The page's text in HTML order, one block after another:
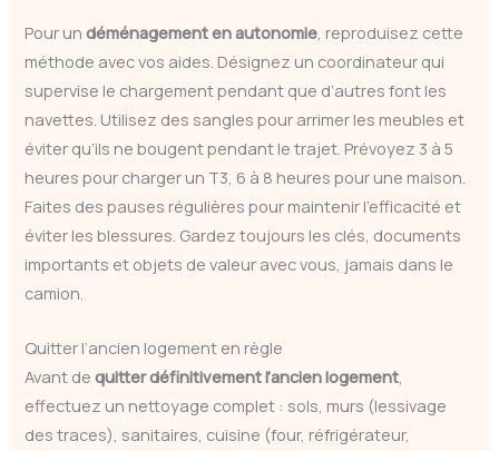
Pour undéménagement en autonomie , reproduisez cette
méthode avec vos aides. Désignez un coordinateur qui
supervise le chargement pendant que d’autres font les
navettes. Utilisez des sangles pour arrimer les meubles et
éviter qu’ils ne bougent pendant le trajet. Prévoyez 3 à 5
heures pour charger un T3, 6 à 8 heures pour une maison.
Faites des pauses régulières pour maintenir l’efficacité et
éviter les blessures. Gardez toujours les clés, documents
importants et objets de valeur avec vous, jamais dans le
camion.
Quitter l’ancien logement en règle
Avant dequitter définitivement l’ancien logement,
effectuez un nettoyage complet : sols, murs (lessivage
des traces), sanitaires, cuisine (four, réfrigérateur,